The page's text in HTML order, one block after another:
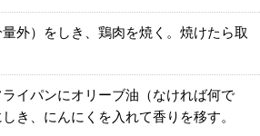
外）をしき、鶏肉を焼く。焼けたら取
イパンにオリーブ油（なければ何で
き、にんにくを入れて香りを移す。